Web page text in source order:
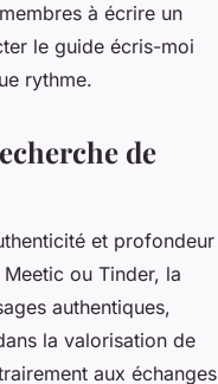
à écrire un
le guide écris-moi
rythme.
de
et profondeur
ou Tinder, la
authentiques,
la valorisation de
aux échanges